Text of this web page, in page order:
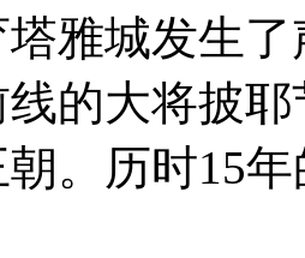
雅城发生
的大将披
。历时15